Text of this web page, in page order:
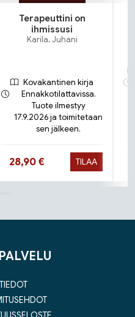
Terapeuttini on
ihmissusi
Karila, Juhani
Kovakantinen kirja
Ennakkotilattavissa.
Tuote ilmestyy
17.9.2026 ja toimitetaan
sen jälkeen.
Hinta nyt
28,90 € TILAA